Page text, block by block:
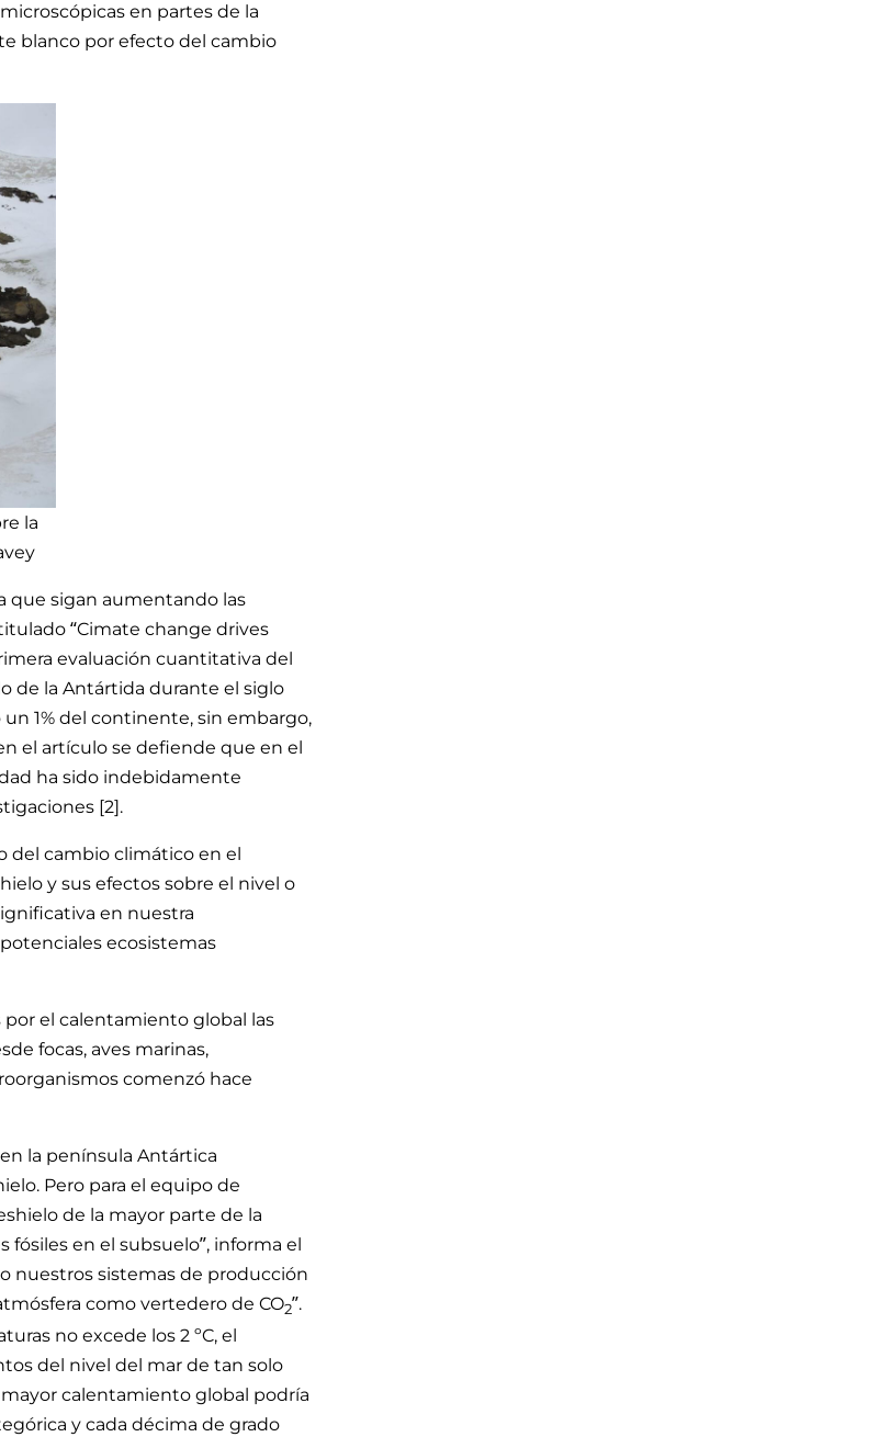
en partes de la
blanco por efecto del cambio
la
que sigan aumentando las
“Cimate change drives
evaluación cuantitativa del
de la Antártida durante el siglo
1% del continente, sin embargo,
el artículo se defiende que en el
ha sido indebidamente
[2].
del cambio climático en el
y sus efectos sobre el nivel o
en nuestra
ecosistemas
por el calentamiento global las
focas, aves marinas,
comenzó hace
la península Antártica
Pero para el equipo de
de la mayor parte de la
en el subsuelo”, informa el
nuestros sistemas de producción
como vertedero de CO2”.
no excede los 2 ºC, el
del nivel del mar de tan solo
calentamiento global podría
y cada décima de grado